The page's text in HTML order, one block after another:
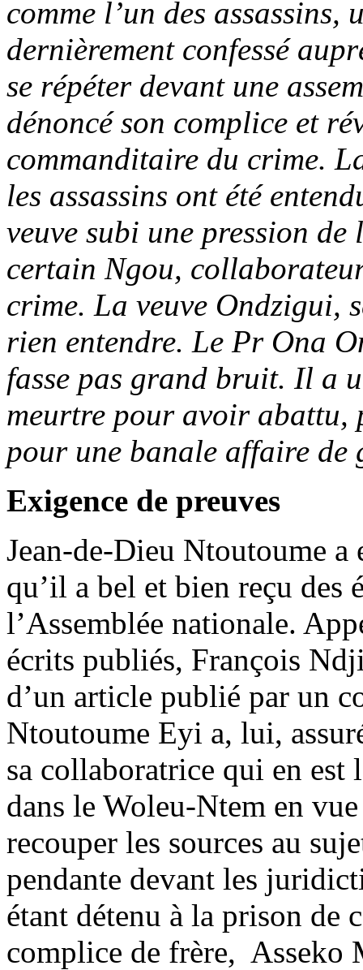
comme l’un des assassins,
dernièrement confessé
se répéter devant une
dénoncé son complice et
commanditaire du crime.
les assassins ont été
veuve subi une pression
certain Ngou,
crime. La veuve Ondzigui,
rien entendre. Le Pr Ona
fasse pas grand bruit. Il a
meurtre pour avoir abattu,
pour une banale affaire de
Exigence de preuves
Jean-de-Dieu Ntoutoume a
qu’il a bel et bien reçu des
l’Assemblée nationale.
écrits publiés, François
d’un article publié par un
Ntoutoume Eyi a, lui,
sa collaboratrice qui en est
dans le Woleu-Ntem en
recouper les sources au
pendante devant les
étant détenu à la prison de
complice de frère, Asseko